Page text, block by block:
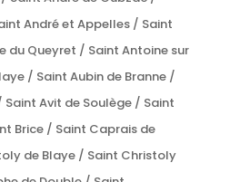
André et Appelles / Saint
du Queyret / Saint Antoine sur
/ Saint Aubin de Branne /
Avit de Soulège / Saint
Brice / Saint Caprais de
de Blaye / Saint Christoly